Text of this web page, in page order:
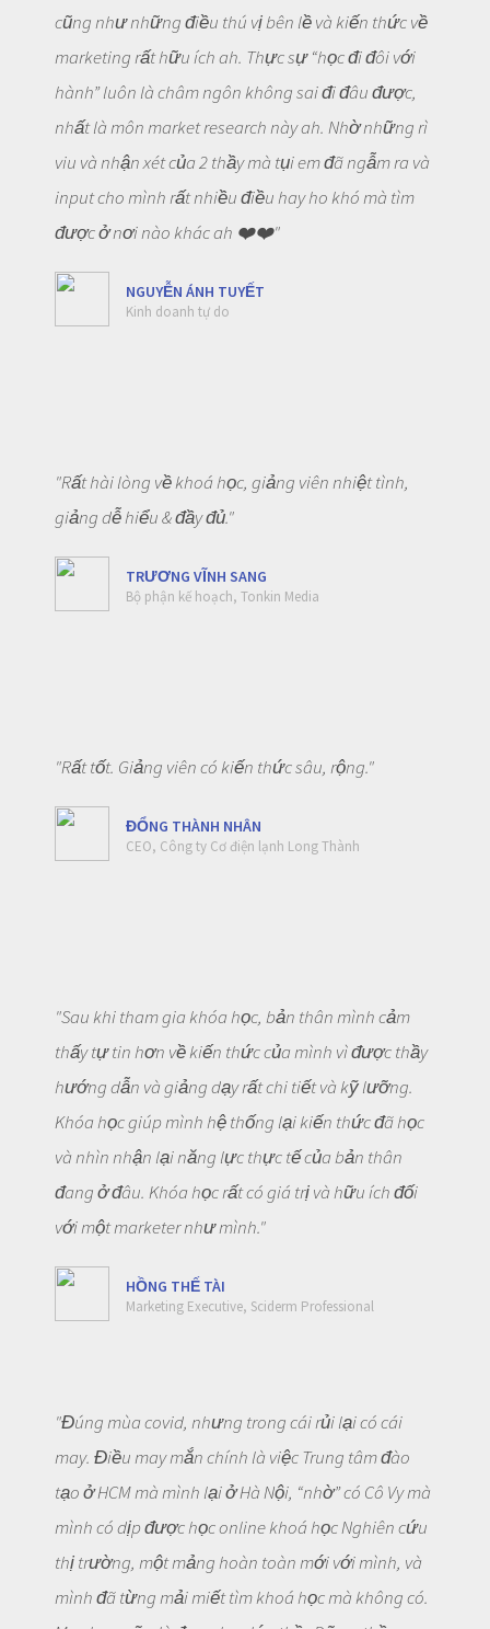
cũng như những điều thú vị bên lề và kiến thức về
marketing rất hữu ích ah. Thực sự “học đi đôi với
hành” luôn là châm ngôn không sai đi đâu được,
nhất là môn market research này ah. Nhờ những rì
viu và nhận xét của 2 thầy mà tụi em đã ngẫm ra và
input cho mình rất nhiều điều hay ho khó mà tìm
được ở nơi nào khác ah ❤️❤️"
NGUYỄN ÁNH TUYẾT
Kinh doanh tự do
"Rất hài lòng về khoá học, giảng viên nhiệt tình,
giảng dễ hiểu & đầy đủ."
TRƯƠNG VĨNH SANG
Bộ phận kế hoạch, Tonkin Media
"Rất tốt. Giảng viên có kiến thức sâu, rộng."
ĐỔNG THÀNH NHÂN
CEO, Công ty Cơ điện lạnh Long Thành
"Sau khi tham gia khóa học, bản thân mình cảm
thấy tự tin hơn về kiến thức của mình vì được thầy
hướng dẫn và giảng dạy rất chi tiết và kỹ lưỡng.
Khóa học giúp mình hệ thống lại kiến thức đã học
và nhìn nhận lại năng lực thực tế của bản thân
đang ở đâu. Khóa học rất có giá trị và hữu ích đối
với một marketer như mình."
HỒNG THẾ TÀI
Marketing Executive, Sciderm Professional
"Đúng mùa covid, nhưng trong cái rủi lại có cái
may. Điều may mắn chính là việc Trung tâm đào
tạo ở HCM mà mình lại ở Hà Nội, “nhờ” có Cô Vy mà
mình có dịp được học online khoá học Nghiên cứu
thị trường, một mảng hoàn toàn mới với mình, và
mình đã từng mải miết tìm khoá học mà không có.